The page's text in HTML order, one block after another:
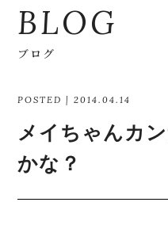
BLOG
ブログ
POSTED | 2014.04.14
メイちゃんカ
かな？